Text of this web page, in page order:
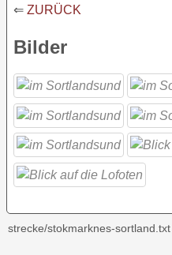
⇐ ZURÜCK
Bilder
strecke/stokmarknes-sortland.txt